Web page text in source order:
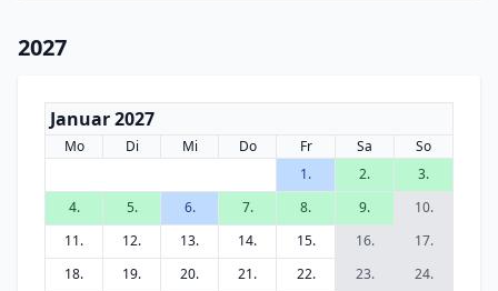
2027
Januar 2027
Mo Di Mi Do Fr Sa
So
1.
2.
3.
4.
5. 6. 7. 8. 9.
10.
11.
12. 13. 14. 15. 16.
17.
18.
19. 20. 21. 22. 23.
24.